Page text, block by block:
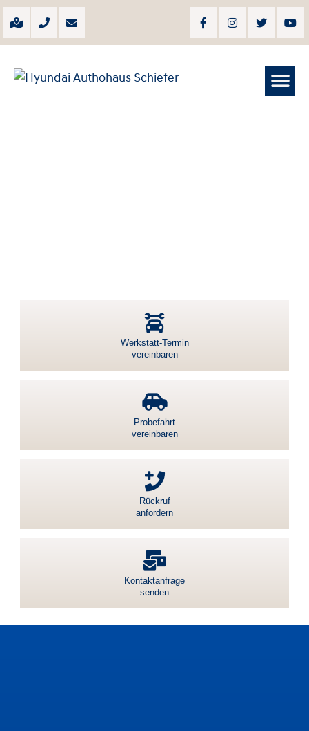
Werkstatt-Termin
vereinbaren
Probefahrt
vereinbaren
Rückruf
anfordern
Kontaktanfrage
senden